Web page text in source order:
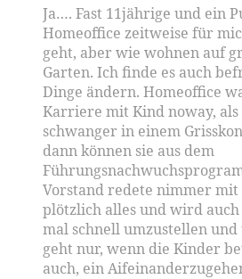
Ja…. Fast 11jährige und ein
Homeoffice zeitweise für
geht, aber wie wohnen auf
Garten. Ich finde es auch
Dinge ändern. Homeoffice
Karriere mit Kind noway, als
schwanger in einem
dann können sie aus dem
Vorstand redete nimmer
plötzlich alles und wird
mal schnell umzustellen
geht nur, wenn die Kinder
auch, ein